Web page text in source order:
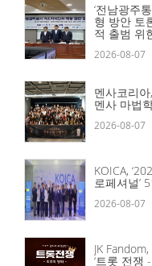
‘전남광주
형 방안 토
적 출범 위
2026-08-07
멘사코리
멘사 마법
2026-08-07
KOICA,
로페셔널’
2026-08-07
JK
‘트롯 전쟁